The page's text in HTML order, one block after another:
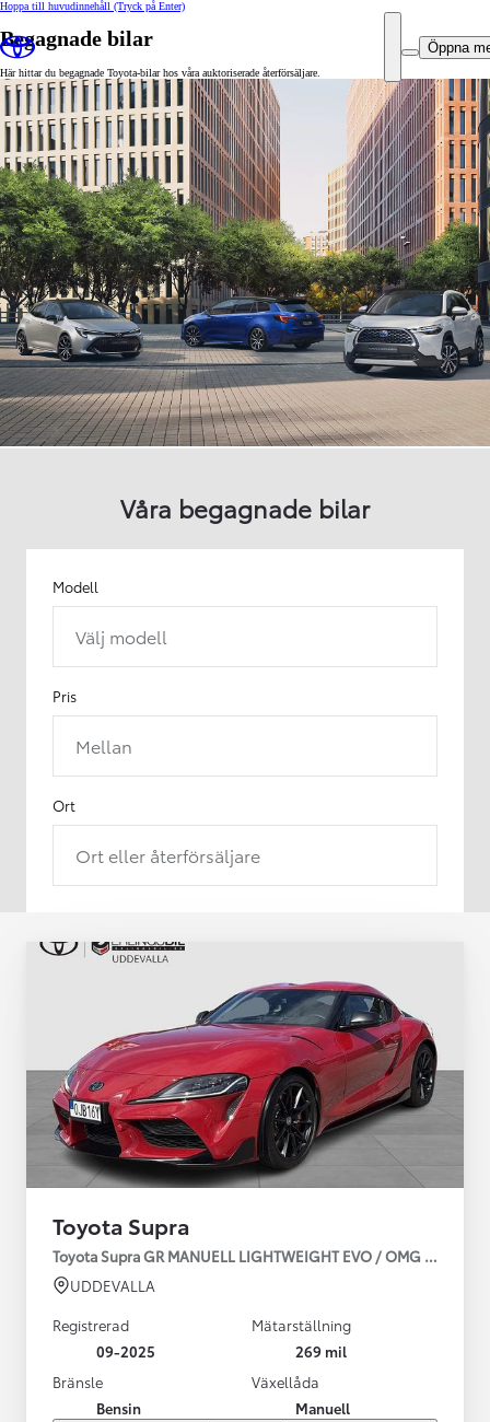
Hoppa till huvudinnehåll (Tryck på Enter)
Öppna
Begagnade bilar
Här hittar du begagnade Toyota-bilar hos våra auktoriserade återförsäljare.
Våra begagnade bilar
Modell
Välj modell
Pris
Mellan
Ort
Ort eller återförsäljare
Toyota Supra
Toyota Supra GR MANUELL LIGHTWEIGHT EVO / OMG LEV!
UDDEVALLA
Registrerad
09-2025
Mätarställning
269 mil
Bränsle
Bensin
Växellåda
Manuell